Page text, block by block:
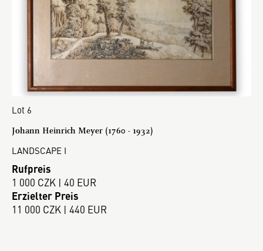
Lot 6
Johann Heinrich Meyer (1760 - 1932)
LANDSCAPE I
Rufpreis
1 000 CZK | 40 EUR
Erzielter Preis
11 000 CZK | 440 EUR